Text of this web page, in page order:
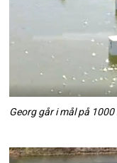
Georg går i mål på 1000